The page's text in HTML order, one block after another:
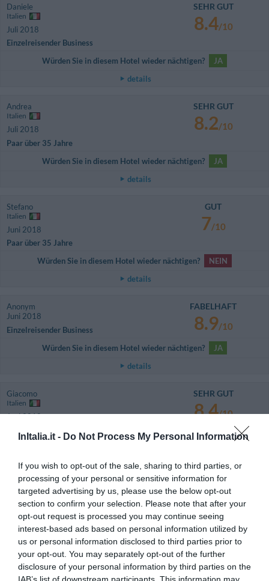
InItalia.it - Do Not Process My Personal Information
If you wish to opt-out of the sale, sharing to third parties, or
processing of your personal or sensitive information for
targeted advertising by us, please use the below opt-out
section to confirm your selection. Please note that after your
opt-out request is processed you may continue seeing
interest-based ads based on personal information utilized by
us or personal information disclosed to third parties prior to
your opt-out. You may separately opt-out of the further
disclosure of your personal information by third parties on the
IAB’s list of downstream participants. This information may
Daniele
Italien
Juli 2018
Einzelreisender Business
SEHR GUT
8.4/10
Würden Sie in diesem Hotel wieder nächtigen?
JA
details
Andrea
Italien
Juli 2018
Paar über 35 Jahre
SEHR GUT
8.2/10
Würden Sie in diesem Hotel wieder nächtigen?
JA
details
Stefano
Italien
Juni 2018
Paar über 35 Jahre
GUT
7/10
Würden Sie in diesem Hotel wieder nächtigen?
NEIN
details
Anonym
Juni 2018
Einzelreisender Business
FABELHAFT
8.9/10
Würden Sie in diesem Hotel wieder nächtigen?
JA
details
Giacomo
Italien
Juni 2018
SEHR GUT
8.4/10
details
Antonio
Italien
Juni 2018
Reisender mit Freunden/Kollegen
ANSPRECHEND
6.6/10
Würden Sie in diesem Hotel wieder nächtigen?
NEIN
details